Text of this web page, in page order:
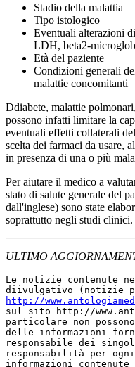
Stadio della malattia
Tipo istologico
Eventuali alterazioni
LDH, beta2-
Età del paziente
Condizioni generali
malattie concomitanti
Ddiabete, malattie
possono infatti limitare la
eventuali effetti collaterali
scelta dei farmaci da usare,
in presenza di una o più
Per aiutare il medico a
stato di salute generale del
dall'inglese) sono state
soprattutto negli studi clinici.
ULTIMO
Le notizie contenute
diivulgativo (notizie
http://
sul sito http://
particolare non
delle informazioni
responsabile dei
responsabilità per
informazioni